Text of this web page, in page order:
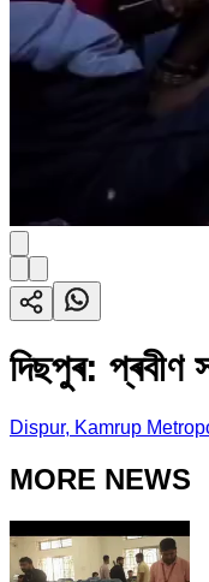
দিছপুৰ: প্ৰবীণ
Dispur, Kamrup
MORE NEWS